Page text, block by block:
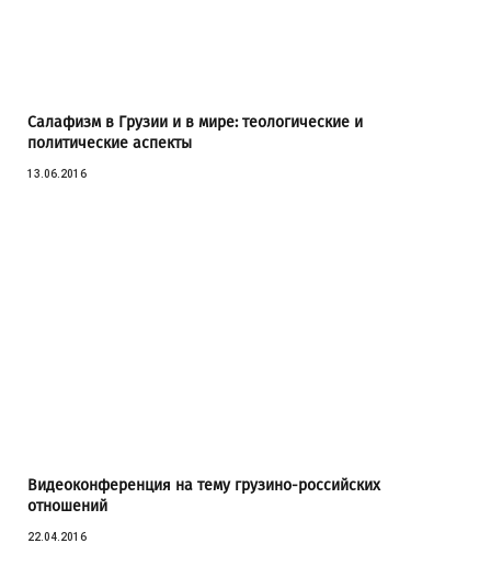
Салафизм в Грузии и в мире: теологические и
политические аспекты
13.06.2016
Видеоконференция на тему грузино-российских
отношений
22.04.2016